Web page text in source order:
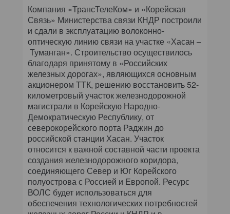
Компания «ТрансТелеКом» и «Корейская
Связь» Министерства связи КНДР построили
и сдали в эксплуатацию волоконно-
оптическую линию связи на участке «Хасан –
Туманган». Строительство осуществилось
благодаря принятому в «Российских
железных дорогах», являющихся основным
акционером ТТК, решению восстановить 52-
километровый участок железнодорожной
магистрали в Корейскую Народно-
Демократическую Республику, от
северокорейского порта Раджин до
российской станции Хасан. Участок
относится к важной составной части проекта
создания железнодорожного коридора,
соединяющего Север и Юг Корейского
полуострова с Россией и Европой. Ресурс
ВОЛС будет использоваться для
обеспечения технологических потребностей